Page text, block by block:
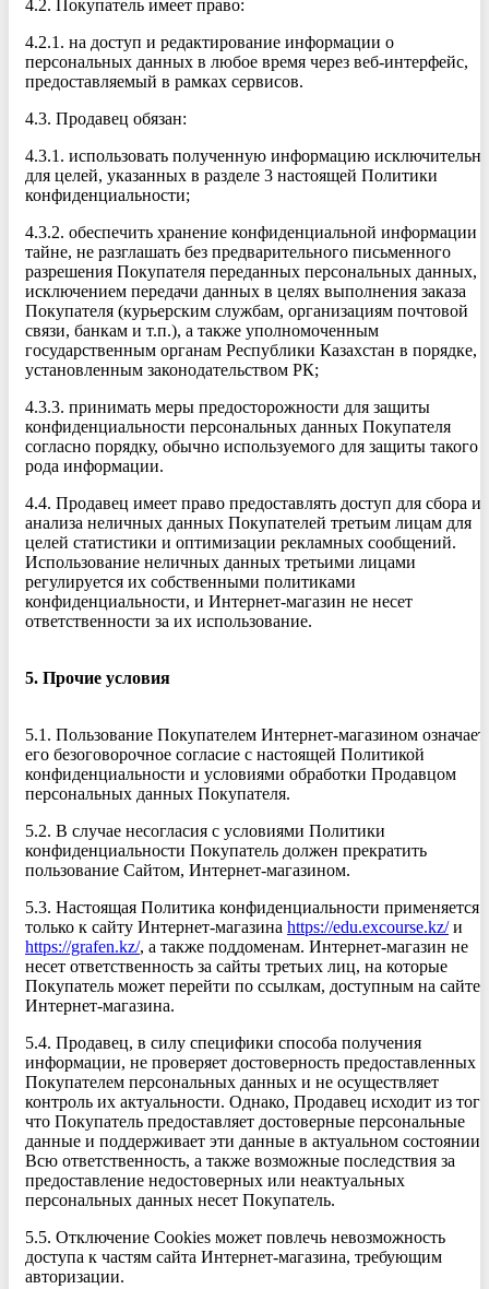
4.2. Покупатель имеет право:
4.2.1. на доступ и редактирование информации о
персональных данных в любое время через веб-интерфейс,
предоставляемый в рамках сервисов.
4.3. Продавец обязан:
4.3.1. использовать полученную информацию исключительно
для целей, указанных в разделе 3 настоящей Политики
конфиденциальности;
4.3.2. обеспечить хранение конфиденциальной информации в
тайне, не разглашать без предварительного письменного
разрешения Покупателя переданных персональных данных,
исключением передачи данных в целях выполнения заказа
Покупателя (курьерским службам, организациям почтовой
связи, банкам и т.п.), а также уполномоченным
государственным органам Республики Казахстан в порядке,
установленным законодательством РК;
4.3.3. принимать меры предосторожности для защиты
конфиденциальности персональных данных Покупателя
согласно порядку, обычно используемого для защиты такого
рода информации.
4.4. Продавец имеет право предоставлять доступ для сбора и
анализа неличных данных Покупателей третьим лицам для
целей статистики и оптимизации рекламных сообщений.
Использование неличных данных третьими лицами
регулируется их собственными политиками
конфиденциальности, и Интернет-магазин не несет
ответственности за их использование.
5. Прочие условия
5.1. Пользование Покупателем Интернет-магазином означает
его безоговорочное согласие с настоящей Политикой
конфиденциальности и условиями обработки Продавцом
персональных данных Покупателя.
5.2. В случае несогласия с условиями Политики
конфиденциальности Покупатель должен прекратить
пользование Сайтом, Интернет-магазином.
5.3. Настоящая Политика конфиденциальности применяется
только к сайту Интернет-магазина https://edu.excourse.kz/и
https://grafen.kz/, а также поддоменам. Интернет-магазин не
несет ответственность за сайты третьих лиц, на которые
Покупатель может перейти по ссылкам, доступным на сайте
Интернет-магазина.
5.4. Продавец, в силу специфики способа получения
информации, не проверяет достоверность предоставленных
Покупателем персональных данных и не осуществляет
контроль их актуальности. Однако, Продавец исходит из
что Покупатель предоставляет достоверные персональные
данные и поддерживает эти данные в актуальном состоянии.
Всю ответственность, а также возможные последствия за
предоставление недостоверных или неактуальных
персональных данных несет Покупатель.
5.5. Отключение Сookies может повлечь невозможность
доступа к частям сайта Интернет-магазина, требующим
авторизации.